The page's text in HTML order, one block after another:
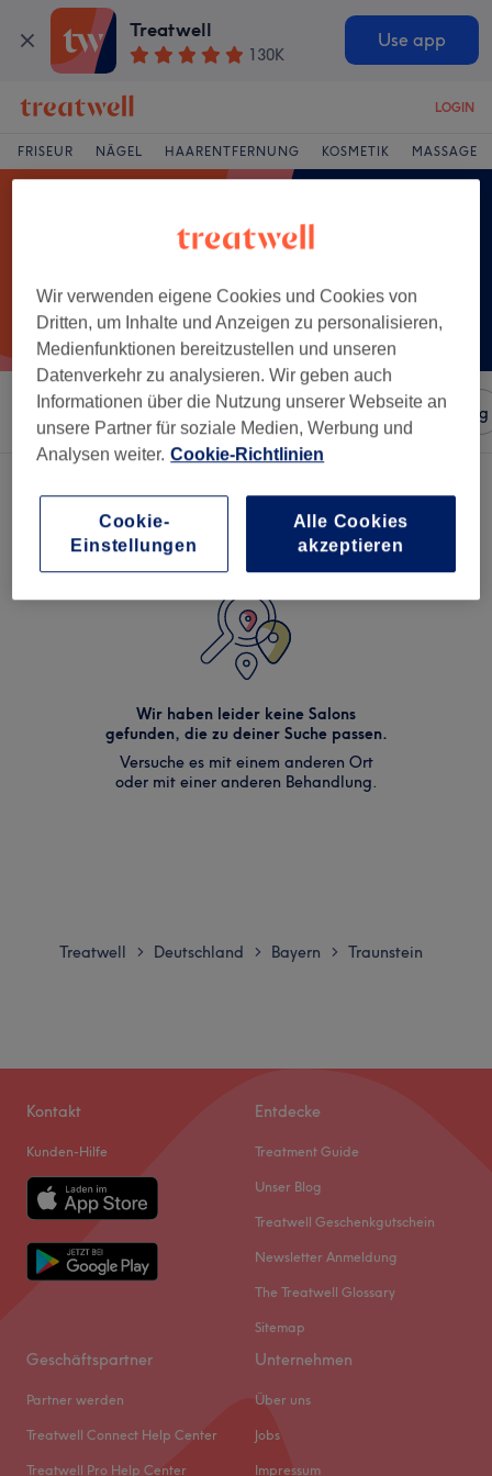
Treatwell
130K
Use app
LOGIN
FRISEUR NÄGEL HAARENTFERNUNG KOSMETIK MASSAGE
Sortieren nach Salons Expressangebote Bewertung
Wir haben leider keine Salons
gefunden, die zu deiner Suche passen.
Versuche es mit einem anderen Ort
oder mit einer anderen Behandlung.
Treatwell > Deutschland > Bayern > Traunstein
Kontakt
Kunden-Hilfe
Entdecke
Treatment Guide
Unser Blog
Treatwell Geschenkgutschein
Newsletter Anmeldung
The Treatwell Glossary
Sitemap
Geschäftspartner
Partner werden
Treatwell Connect Help Center
Treatwell Pro Help Center
Unternehmen
Über uns
Jobs
Impressum
Wir verwenden eigene Cookies und Cookies von
Dritten, um Inhalte und Anzeigen zu personalisieren,
Medienfunktionen bereitzustellen und unseren
Datenverkehr zu analysieren. Wir geben auch
Informationen über die Nutzung unserer Webseite an
unsere Partner für soziale Medien, Werbung und
Analysen weiter. Cookie-Richtlinien
Cookie-
Einstellungen
Alle Cookies
akzeptieren